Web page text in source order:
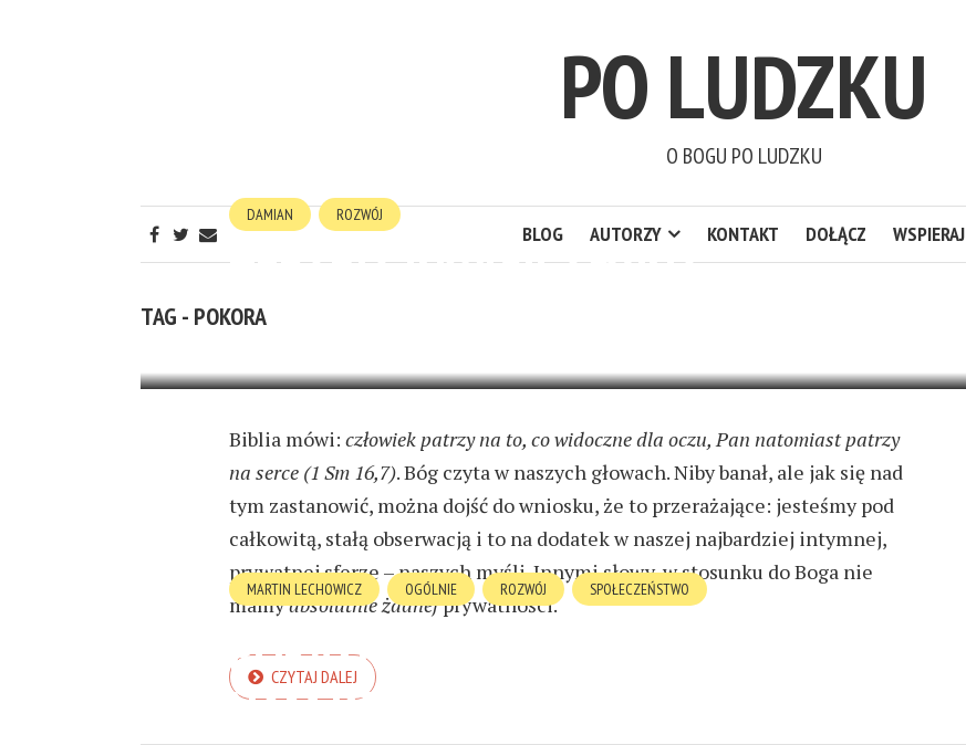
PO LUDZKU
O BOGU PO LUDZKU
BLOG AUTORZY KONTAKT DOŁĄCZ WSPIERAJ
TAG - POKORA
DAMIAN ROZWÓJ
TERAPIA INWIGILACYJNA
28 MAJA 2025
Biblia mówi: człowiek patrzy na to, co widoczne dla oczu, Pan natomiast patrzy
na serce (1 Sm 16,7). Bóg czyta w naszych głowach. Niby banał, ale jak się nad
tym zastanowić, można dojść do wniosku, że to przerażające: jesteśmy pod
całkowitą, stałą obserwacją i to na dodatek w naszej najbardziej intymnej,
prywatnej sferze – naszych myśli. Innymi słowy, w stosunku do Boga nie
mamyabsolutnie żadnejprywatności.
CZYTAJ DALEJ
MARTIN LECHOWICZ OGÓLNIE ROZWÓJ SPOŁECZEŃSTWO
PORAŻKI NASZEJ CODZIENNEJ DAJ
NAM DZISIAJ